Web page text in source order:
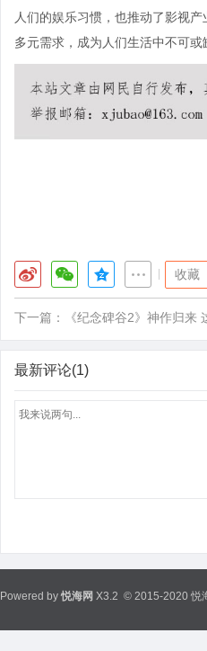
人们的娱乐习惯，也推动了影视
多元需求，成为人们生活中不可或
收藏
下一篇： 《纪念碑谷2》神作归来
最新评论(1)
Powered by悦海网 X3.2 © 2015-2020 悦